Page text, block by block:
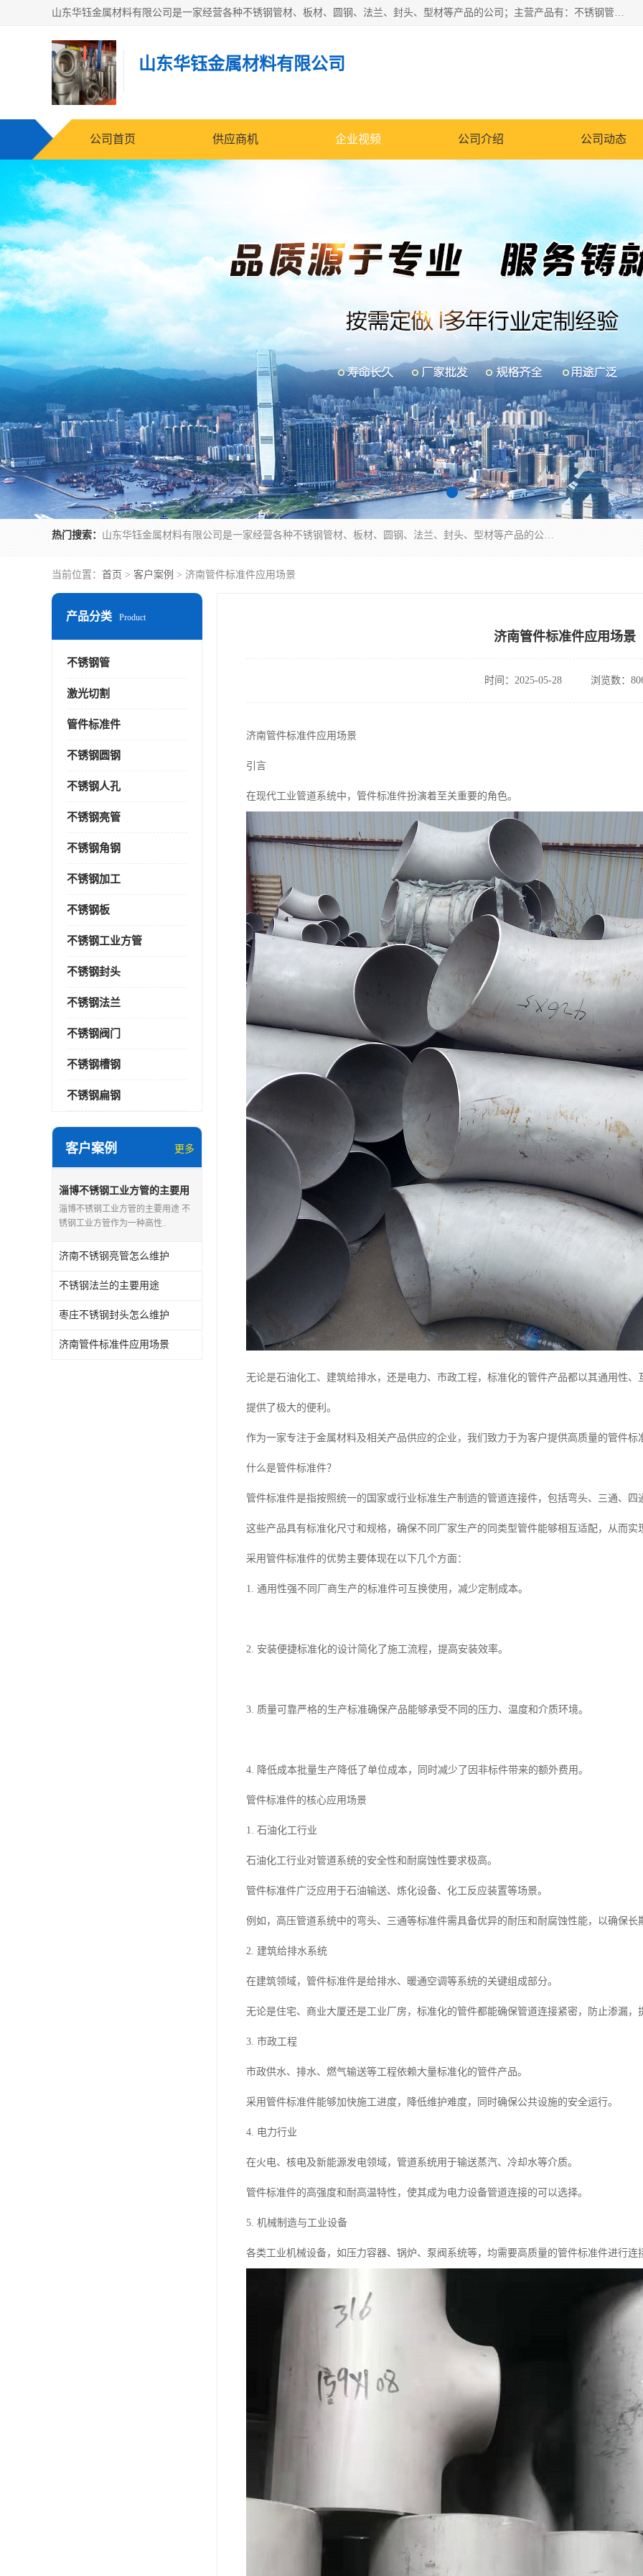
山东华钰金属材料有限公司是一家经营各种不锈钢管材、板材、圆钢、法兰、封头、型材等产品的公司；主营产品有：不锈钢管，激光切割，管件标准件，不锈钢圆钢，不锈钢人孔，不锈钢亮管，不锈钢角钢，不锈钢加工，不锈钢管子，不锈钢工业方管，不锈钢封头，不锈钢法兰，不锈钢阀门，不锈钢槽钢，不锈钢扁钢，不锈钢板等；可为客户制作各种规格的型材及不锈钢配件、非标准件及各种容器具等，能满足客户的不同采购要求。
山东华钰金属材料有限公司
公司首页 供应商机 企业视频 公司介绍 公司动态
热门搜索： 山东华钰金属材料有限公司是一家经营各种不锈钢管材、板材、圆钢、法兰、封头、型材等产品的公司；主营产品有：不锈钢管，激光切割，管件标准件，不锈钢圆钢，不锈钢人孔，不锈钢亮管，不锈钢角钢，不锈钢加工，不锈钢管子，不锈钢工业方管，不锈钢封头，不锈钢法兰，不锈钢阀门，不锈钢槽钢，不锈钢扁钢，不锈钢板等；可为客户制作各种规格的型材及不锈钢配件、非标准件及各种容器具等，能满足客户的不同采购要求。
当前位置： 首页 > 客户案例 > 济南管件标准件应用场景
产品分类 Product
不锈钢管
激光切割
管件标准件
不锈钢圆钢
不锈钢人孔
不锈钢亮管
不锈钢角钢
不锈钢加工
不锈钢板
不锈钢工业方管
不锈钢封头
不锈钢法兰
不锈钢阀门
不锈钢槽钢
不锈钢扁钢
客户案例 更多
淄博不锈钢工业方管的主要用
途
淄博不锈钢工业方管的主要用途 不
锈钢工业方管作为一种高性..
济南不锈钢亮管怎么维护
不锈钢法兰的主要用途
枣庄不锈钢封头怎么维护
济南管件标准件应用场景
济南管件标准件应用场景
时间：2025-05-28 浏览数：
济南管件标准件应用场景
引言
在现代工业管道系统中，管件标准件扮演着至关重要的角色。
无论是石油化工、建筑给排水，还是电力、市政工程，标准化的管件产品都以其通用性
提供了极大的便利。
作为一家专注于金属材料及相关产品供应的企业，我们致力于为客户提供高质量的管件
什么是管件标准件？
管件标准件是指按照统一的国家或行业标准生产制造的管道连接件，包括弯头、三通、四
这些产品具有标准化尺寸和规格，确保不同厂家生产的同类型管件能够相互适配，从而实
采用管件标准件的优势主要体现在以下几个方面：
1. 通用性强不同厂商生产的标准件可互换使用，减少定制成本。
2. 安装便捷标准化的设计简化了施工流程，提高安装效率。
3. 质量可靠严格的生产标准确保产品能够承受不同的压力、温度和介质环境。
4. 降低成本批量生产降低了单位成本，同时减少了因非标件带来的额外费用。
管件标准件的核心应用场景
1. 石油化工行业
石油化工行业对管道系统的安全性和耐腐蚀性要求极高。
管件标准件广泛应用于石油输送、炼化设备、化工反应装置等场景。
例如，高压管道系统中的弯头、三通等标准件需具备优异的耐压和耐腐蚀性能，以确保长
2. 建筑给排水系统
在建筑领域，管件标准件是给排水、暖通空调等系统的关键组成部分。
无论是住宅、商业大厦还是工业厂房，标准化的管件都能确保管道连接紧密，防止渗漏，
3. 市政工程
市政供水、排水、燃气输送等工程依赖大量标准化的管件产品。
采用管件标准件能够加快施工进度，降低维护难度，同时确保公共设施的安全运行。
4. 电力行业
在火电、核电及新能源发电领域，管道系统用于输送蒸汽、冷却水等介质。
管件标准件的高强度和耐高温特性，使其成为电力设备管道连接的可以选择。
5. 机械制造与工业设备
各类工业机械设备，如压力容器、锅炉、泵阀系统等，均需要高质量的管件标准件进行连